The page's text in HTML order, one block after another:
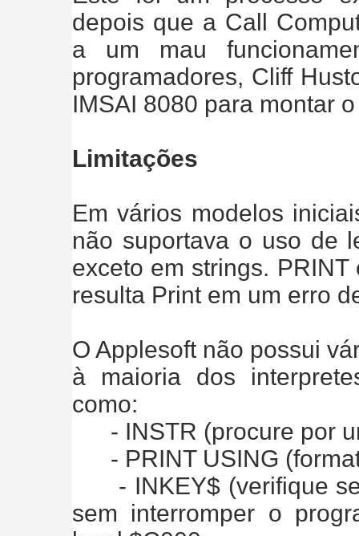
depois que a Call
a um mau
programadores, Cliff
IMSAI 8080 para montar
Limitações
Em vários modelos
não suportava o uso de
exceto em strings.
resulta Print em um erro
O Applesoft não possui
à maioria dos
como:
- INSTR (procure por
- PRINT USING
- INKEY$ (verifique se
sem interromper o